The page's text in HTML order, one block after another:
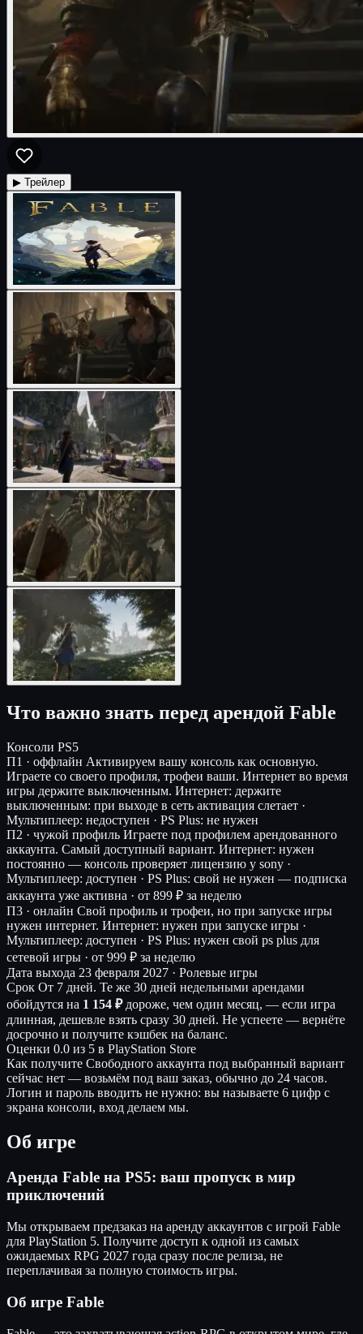
▶ Трейлер
Что важно знать перед арендой Fable
Консоли PS5
П1 · оффлайн Активируем вашу консоль как основную.
Играете со своего профиля, трофеи ваши. Интернет во время
игры держите выключенным. Интернет: держите
выключенным: при выходе в сеть активация слетает ·
Мультиплеер: недоступен · PS Plus: не нужен
П2 · чужой профиль Играете под профилем арендованного
аккаунта. Самый доступный вариант. Интернет: нужен
постоянно — консоль проверяет лицензию у sony ·
Мультиплеер: доступен · PS Plus: свой не нужен — подписка
аккаунта уже активна · от 899 ₽ за неделю
П3 · онлайн Свой профиль и трофеи, но при запуске игры
нужен интернет. Интернет: нужен при запуске игры ·
Мультиплеер: доступен · PS Plus: нужен свой ps plus для
сетевой игры · от 999 ₽ за неделю
Дата выхода 23 февраля 2027 · Ролевые игры
Срок От 7 дней. Те же 30 дней недельными арендами
обойдутся на 1 154 ₽дороже, чем один месяц, — если игра
длинная, дешевле взять сразу 30 дней. Не успеете — вернёте
досрочно и получите кэшбек на баланс.
Оценки 0.0 из 5 в PlayStation Store
Как получите Свободного аккаунта под выбранный вариант
сейчас нет — возьмём под ваш заказ, обычно до 24 часов.
Логин и пароль вводить не нужно: вы называете 6 цифр с
экрана консоли, вход делаем мы.
Об игре
Аренда Fable на PS5: ваш пропуск в мир
приключений
Мы открываем предзаказ на аренду аккаунтов с игрой Fable
для PlayStation 5. Получите доступ к одной из самых
ожидаемых RPG 2027 года сразу после релиза, не
переплачивая за полную стоимость игры.
Об игре Fable